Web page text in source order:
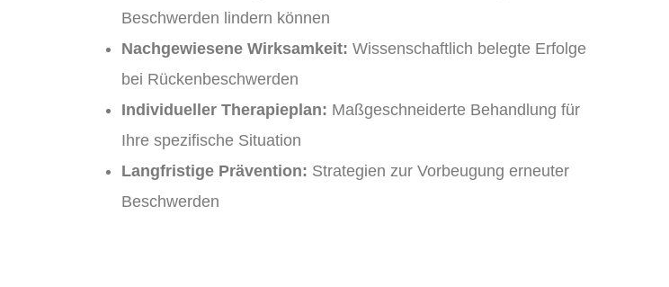
Beschwerden lindern können
Nachgewiesene Wirksamkeit: Wissenschaftlich belegte Erfolge
bei Rückenbeschwerden
Individueller Therapieplan: Maßgeschneiderte Behandlung für
Ihre spezifische Situation
Langfristige Prävention: Strategien zur Vorbeugung erneuter
Beschwerden